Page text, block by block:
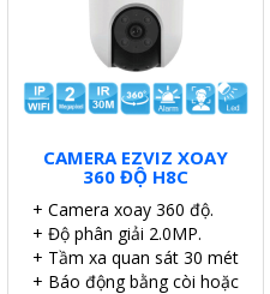
CAMERA EZVIZ XOAY
360 ĐỘ H8C
+ Camera xoay 360 độ.
+ Độ phân giải 2.0MP.
+ Tầm xa quan sát 30 mét.
+ Báo động bằng còi hoặc